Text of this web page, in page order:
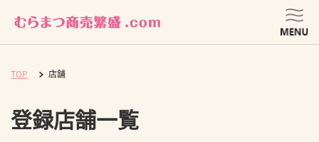
TOP 店舗
登録店舗一覧